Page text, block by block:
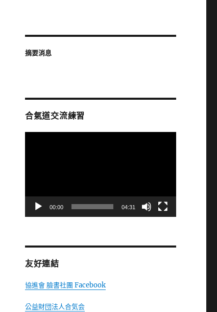
摘要消息
合氣道交流練習
00:00 04:31
友好連結
協進會 臉書社團 Facebook
公益財団法人合気会